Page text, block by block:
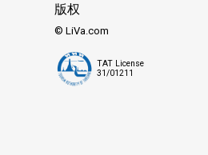
版权
© LiVa.com
TAT License
31/01211